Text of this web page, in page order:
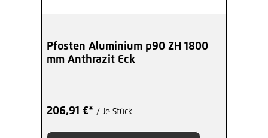
Pfosten Aluminium p90 ZH 1800
mm Anthrazit Eck
206,91 €* / Je Stück